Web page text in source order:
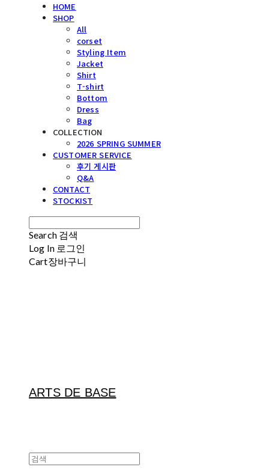
HOME
SHOP
All
corset
Styling Item
Jacket
Shirt
T-shirt
Bottom
Dress
Bag
COLLECTION
2026 SPRING SUMMER
CUSTOMER SERVICE
후기 게시판
Q&A
CONTACT
STOCKIST
Search 검색
Log In 로그인
Cart장바구니
ARTS DE BASE